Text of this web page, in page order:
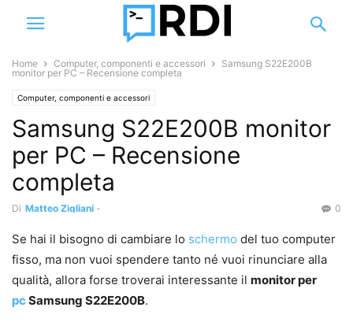
Home Computer, componenti e accessori
Samsung S22E200B
monitor per PC – Recensione completa
Computer, componenti e accessori
Samsung S22E200B monitor
per PC – Recensione
completa
Di Matteo Zigliani - 0
Se hai il bisogno di cambiare lo schermo del tuo computer
fisso, ma non vuoi spendere tanto né vuoi rinunciare alla
qualità, allora forse troverai interessante il monitor per
pc Samsung S22E200B.